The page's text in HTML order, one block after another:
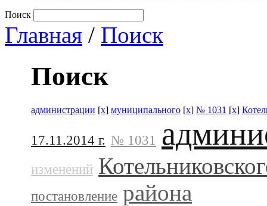
Поиск
Главная / Поиск
Поиск
администрации [x] муниципального [x] № 1031 [x]
17.11.2014 г. № 1031
изменений
постановление района